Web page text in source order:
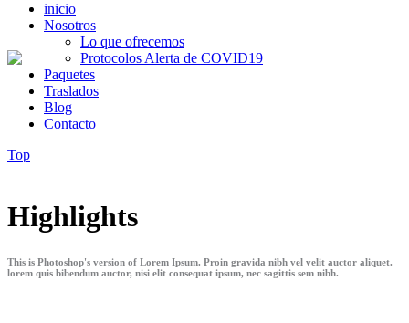
inicio
Nosotros
Lo que ofrecemos
Protocolos Alerta de COVID19
Paquetes
Traslados
Blog
Contacto
Top
Highlights
This is Photoshop's version of Lorem Ipsum. Proin gravida nibh vel velit auctor aliquet.
lorem quis bibendum auctor, nisi elit consequat ipsum, nec sagittis sem nibh.